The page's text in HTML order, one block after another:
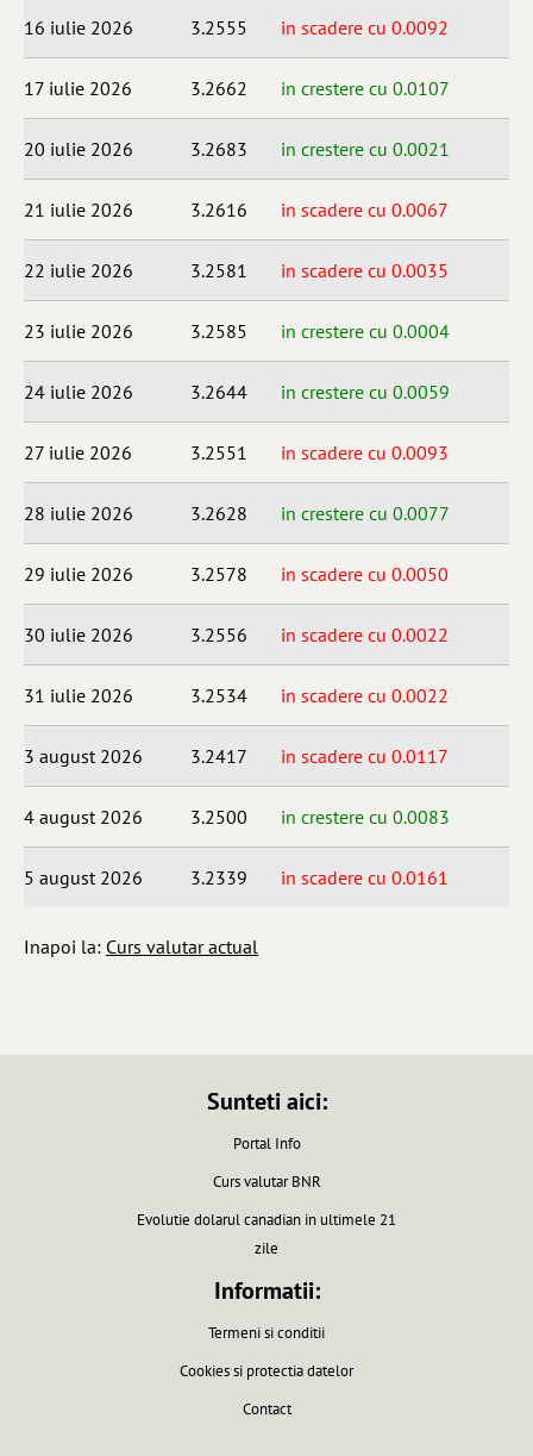
16 iulie 2026 3.2555 in scadere cu 0.0092
17 iulie 2026 3.2662 in crestere cu 0.0107
20 iulie 2026 3.2683 in crestere cu 0.0021
21 iulie 2026 3.2616 in scadere cu 0.0067
22 iulie 2026 3.2581 in scadere cu 0.0035
23 iulie 2026 3.2585 in crestere cu 0.0004
24 iulie 2026 3.2644 in crestere cu 0.0059
27 iulie 2026 3.2551 in scadere cu 0.0093
28 iulie 2026 3.2628 in crestere cu 0.0077
29 iulie 2026 3.2578 in scadere cu 0.0050
30 iulie 2026 3.2556 in scadere cu 0.0022
31 iulie 2026 3.2534 in scadere cu 0.0022
3 august 2026 3.2417 in scadere cu 0.0117
4 august 2026 3.2500 in crestere cu 0.0083
5 august 2026 3.2339 in scadere cu 0.0161
Inapoi la: Curs valutar actual
Sunteti aici:
Portal Info
Curs valutar BNR
Evolutie dolarul canadian in ultimele 21
zile
Informatii:
Termeni si conditii
Cookies si protectia datelor
Contact